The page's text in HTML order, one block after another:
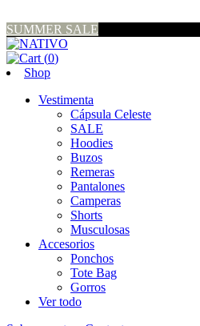
SUMMER SALE
(0)
Shop
Vestimenta
Cápsula Celeste
SALE
Hoodies
Buzos
Remeras
Pantalones
Camperas
Shorts
Musculosas
Accesorios
Ponchos
Tote Bag
Gorros
Ver todo